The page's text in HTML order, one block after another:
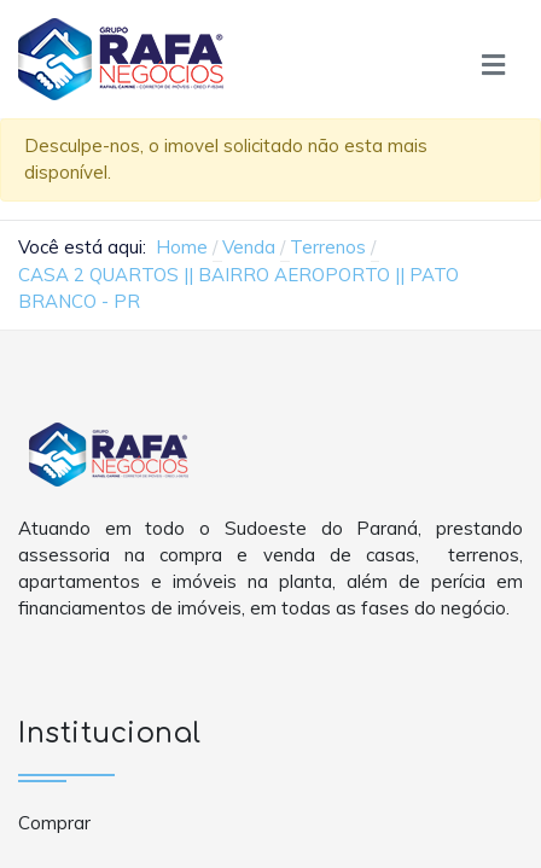
Desculpe-nos, o imovel solicitado não esta mais
disponível.
Você está aqui: Home Venda
Terrenos
CASA 2 QUARTOS || BAIRRO AEROPORTO || PATO
BRANCO - PR
Atuando em todo o Sudoeste do Paraná, prestando
assessoria na compra e venda de casas, terrenos,
apartamentos e imóveis na planta, além de perícia em
financiamentos de imóveis, em todas as fases do negócio.
Institucional
Comprar